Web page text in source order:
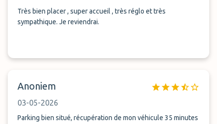
Très bien placer , super accueil , très réglo et très
sympathique. Je reviendrai.
Anoniem
03-05-2026
Parking bien situé, récupération de mon véhicule 35 minutes